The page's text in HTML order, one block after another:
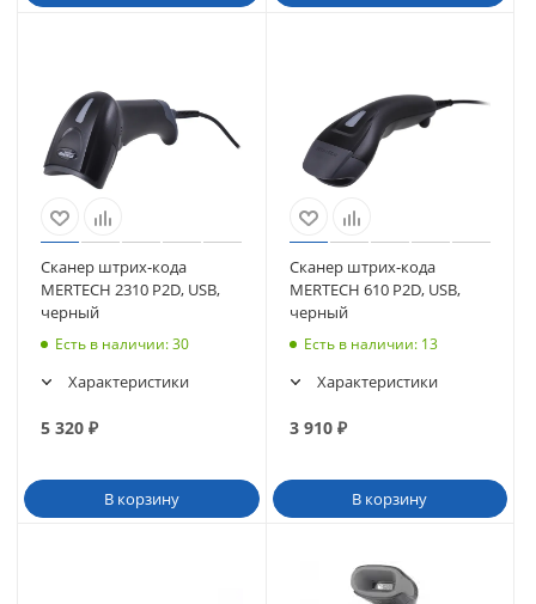
Сканер штрих-кода
MERTECH 2310 P2D, USB,
черный
Есть в наличии: 30
Характеристики
5 320 ₽
В корзину
Сканер штрих-кода
MERTECH 610 P2D, USB,
черный
Есть в наличии: 13
Характеристики
3 910₽
В корзину